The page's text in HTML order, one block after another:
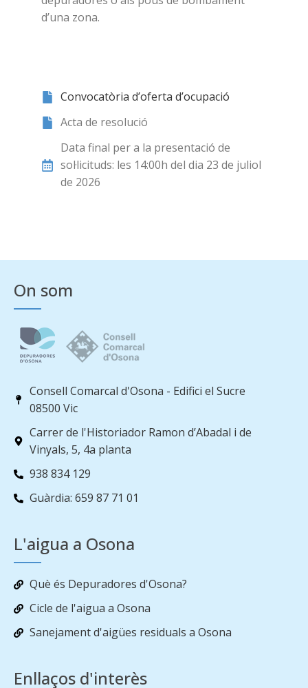
d’una zona.
Convocatòria d’oferta d’ocupació
Acta de resolució
Data final per a la presentació de
sol·licituds: les 14:00h del dia 23 de juliol
de 2026
On som
Consell Comarcal d'Osona - Edifici el Sucre
08500 Vic
Carrer de l'Historiador Ramon d’Abadal i de
Vinyals, 5, 4a planta
938 834 129
Guàrdia: 659 87 71 01
L'aigua a Osona
Què és Depuradores d'Osona?
Cicle de l'aigua a Osona
Sanejament d'aigües residuals a Osona
Enllaços d'interès